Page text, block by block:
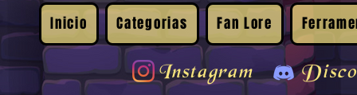
Inicio Categorias Fan Lore
Instagram